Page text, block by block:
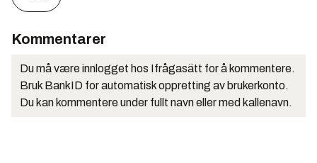
Kommentarer
Du må være innlogget hos Ifrågasätt for å kommentere.
Bruk BankID for automatisk oppretting av brukerkonto.
Du kan kommentere under fullt navn eller med kallenavn.